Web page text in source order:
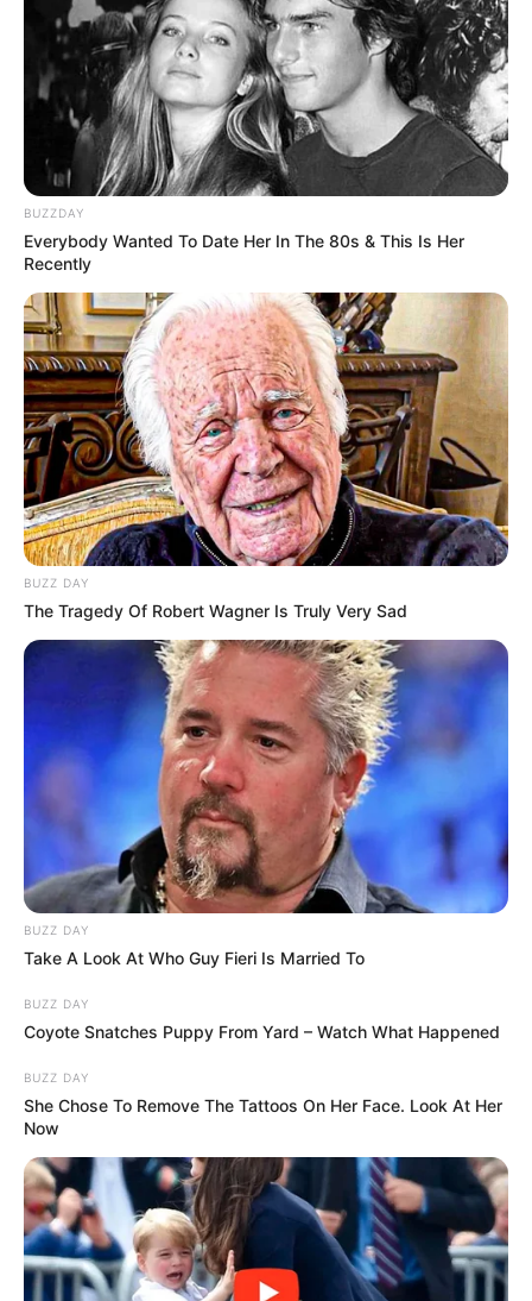
BUZZDAY
Everybody Wanted To Date Her In The 80s & This Is Her
Recently
BUZZ DAY
The Tragedy Of Robert Wagner Is Truly Very Sad
BUZZ DAY
Take A Look At Who Guy Fieri Is Married To
BUZZ DAY
Coyote Snatches Puppy From Yard – Watch What Happened
BUZZ DAY
She Chose To Remove The Tattoos On Her Face. Look At Her
Now